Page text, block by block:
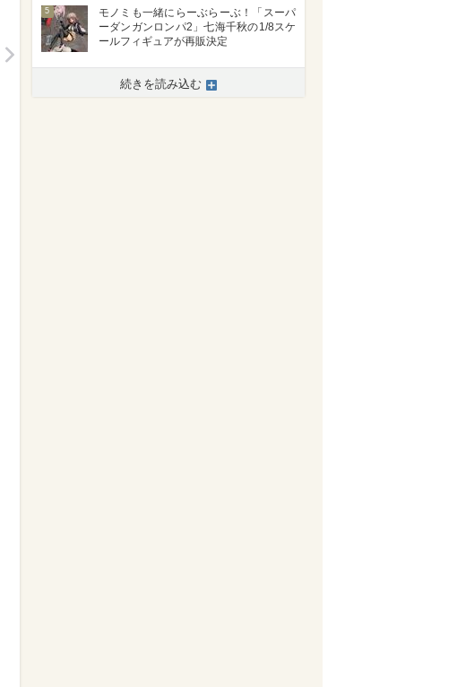
>
5
モノミも一緒にらーぶらーぶ！「スーパ
ーダンガンロンパ2」七海千秋の1/8スケ
ールフィギュアが再販決定
続きを読み込む